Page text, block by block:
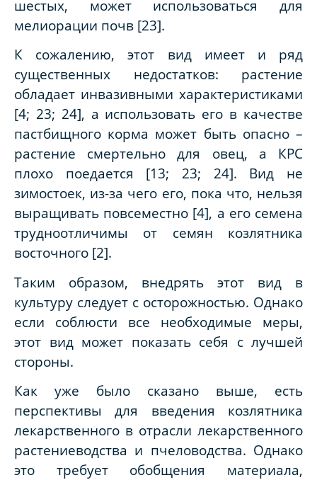
шестых, может использоваться для
мелиорации почв [23].
К сожалению, этот вид имеет и ряд
существенных недостатков: растение
обладает инвазивными характеристиками
[4; 23; 24], а использовать его в качестве
пастбищного корма может быть опасно –
растение смертельно для овец, а КРС
плохо поедается [13; 23; 24]. Вид не
зимостоек, из-за чего его, пока что, нельзя
выращивать повсеместно [4], а его семена
трудноотличимы от семян козлятника
восточного [2].
Таким образом, внедрять этот вид в
культуру следует с осторожностью. Однако
если соблюсти все необходимые меры,
этот вид может показать себя с лучшей
стороны.
Как уже было сказано выше, есть
перспективы для введения козлятника
лекарственного в отрасли лекарственного
растениеводства и пчеловодства. Однако
это требует обобщения материала,